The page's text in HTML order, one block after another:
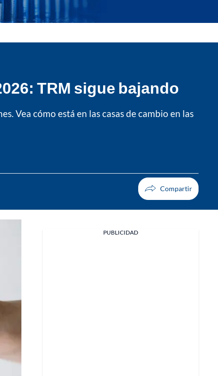
TRM sigue bajando
Vea cómo está en las casas de cambio en las
PUBLICIDAD